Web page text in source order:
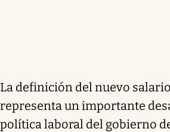
La definición del nuevo
representa un importante
política laboral del gobierno